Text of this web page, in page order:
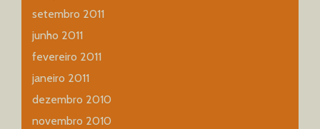
setembro 2011
junho 2011
fevereiro 2011
janeiro 2011
dezembro 2010
novembro 2010